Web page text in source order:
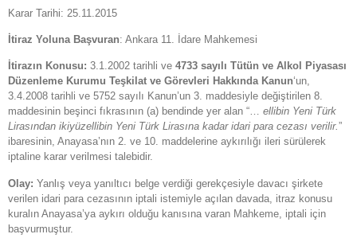
Karar Tarihi: 25.11.2015
İtiraz Yoluna Başvuran: Ankara 11. İdare Mahkemesi
İtirazın Konusu: 3.1.2002 tarihli ve 4733 sayılı Tütün ve Alkol Piyasası
Düzenleme Kurumu Teşkilat ve Görevleri Hakkında Kanun‘un,
3.4.2008 tarihli ve 5752 sayılı Kanun’un 3. maddesiyle değiştirilen 8.
maddesinin beşinci fıkrasının (a) bendinde yer alan “… ellibin Yeni Türk
Lirasından ikiyüzellibin Yeni Türk Lirasına kadar idari para cezası verilir.”
ibaresinin, Anayasa’nın 2. ve 10. maddelerine aykırılığı ileri sürülerek
iptaline karar verilmesi talebidir.
Olay: Yanlış veya yanıltıcı belge verdiği gerekçesiyle davacı şirkete
verilen idari para cezasının iptali istemiyle açılan davada, itraz konusu
kuralın Anayasa’ya aykırı olduğu kanısına varan Mahkeme, iptali için
başvurmuştur.